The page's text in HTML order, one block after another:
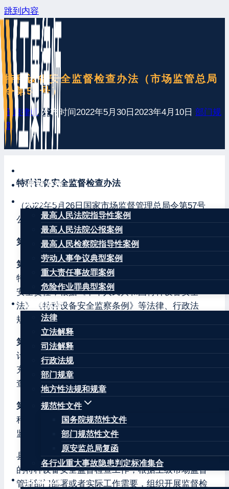
跳到内容
最新发布
案例分享
最高人民法院指导性案例
最高人民法院公报案例
最高人民检察院指导性案例
劳动人事争议典型案例
重大责任事故罪案例
危险作业罪典型案例
法律法规
法律
立法解释
司法解释
行政法规
部门规章
地方性法规和规章
规范性文件
国务院规范性文件
部门规范性文件
原安监总局复函
各行业重大事故隐患判定标准集合
权威数据
特种设备安全监督检查办法（市场监管总局
令第57号）
王康律师 发布时间2022年5月30日 2023年4月10日 部门规
章
特种设备安全监督检查办法
（2022年5月26日国家市场监督管理总局令第57号
公布 自2022年7月1日起施行）
第一章 总则
第一条为了规范特种设备安全监督检查工作，落实
特种设备生产、经营、使用单位和检验、检测机构
安全责任，根据《中华人民共和国特种设备安全
法》《特种设备安全监察条例》等法律、行政法
规，制定本办法。
第二条市场监督管理部门对特种设备生产（包括设
计、制造、安装、改造、修理）、经营、使用（含
充装，下同）单位和检验、检测机构实施监督检
查，适用本办法。
第三条国家市场监督管理总局负责监督指导全国特
种设备安全监督检查工作，可以根据需要组织开展
监督检查。
县级以上地方市场监督管理部门负责本行政区域内
的特种设备安全监督检查工作，根据上级市场监督
管理部门部署或者实际工作需要，组织开展监督检